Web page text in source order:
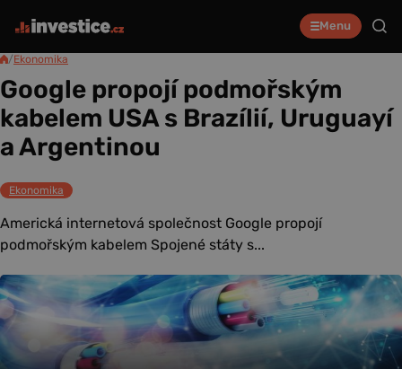
Menu
/Ekonomika
Google propojí podmořským
kabelem USA s Brazílií, Uruguayí
a Argentinou
Ekonomika
Americká internetová společnost Google propojí
podmořským kabelem Spojené státy s...